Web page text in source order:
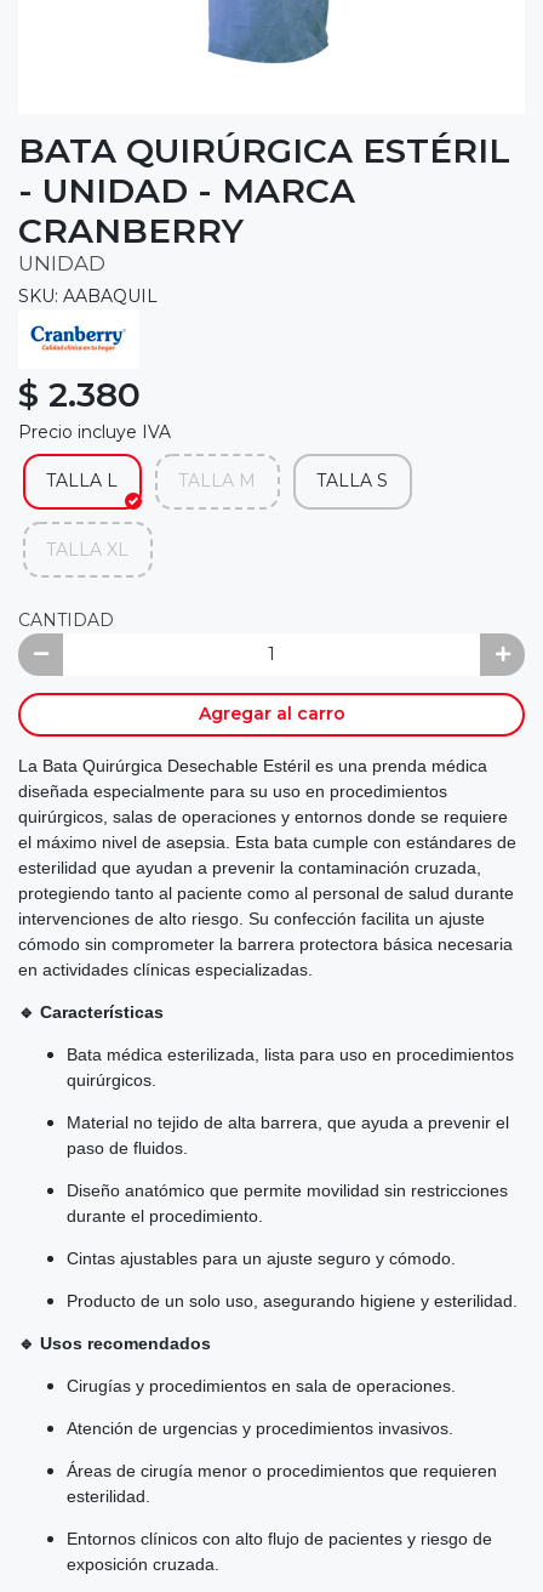
BATA QUIRÚRGICA ESTÉRIL
- UNIDAD - MARCA
CRANBERRY
UNIDAD
SKU: AABAQUIL
$ 2.380
Precio incluye IVA
TALLA L TALLA M TALLA S
TALLA XL
CANTIDAD
Agregar al carro
La Bata Quirúrgica Desechable Estéril es una prenda médica
diseñada especialmente para su uso en procedimientos
quirúrgicos, salas de operaciones y entornos donde se requiere
el máximo nivel de asepsia. Esta bata cumple con estándares de
esterilidad que ayudan a prevenir la contaminación cruzada,
protegiendo tanto al paciente como al personal de salud durante
intervenciones de alto riesgo. Su confección facilita un ajuste
cómodo sin comprometer la barrera protectora básica necesaria
en actividades clínicas especializadas.
🔹 Características
Bata médica esterilizada, lista para uso en procedimientos
quirúrgicos.
Material no tejido de alta barrera, que ayuda a prevenir el
paso de fluidos.
Diseño anatómico que permite movilidad sin restricciones
durante el procedimiento.
Cintas ajustables para un ajuste seguro y cómodo.
Producto de un solo uso, asegurando higiene y esterilidad.
🔹 Usos recomendados
Cirugías y procedimientos en sala de operaciones.
Atención de urgencias y procedimientos invasivos.
Áreas de cirugía menor o procedimientos que requieren
esterilidad.
Entornos clínicos con alto flujo de pacientes y riesgo de
exposición cruzada.